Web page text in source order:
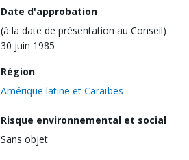
Date d'approbation
(à la date de présentation au Conseil)
30 juin 1985
Région
Amérique latine et Caraïbes
Risque environnemental et social
Sans objet